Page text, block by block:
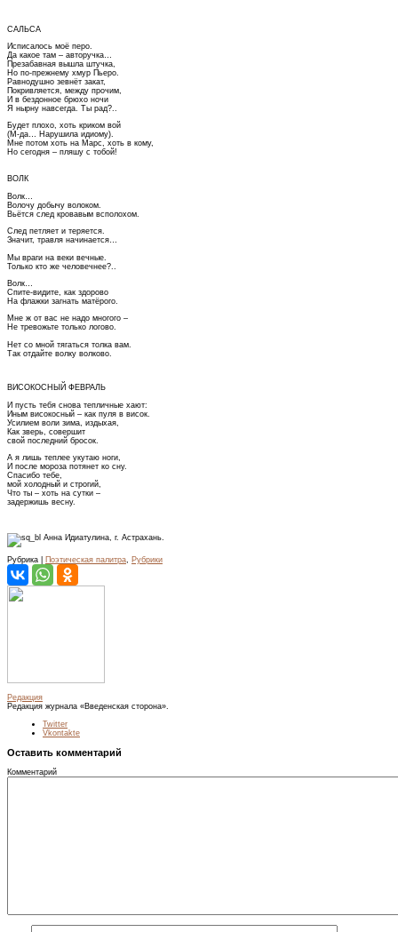
САЛЬСА
Исписалось моё перо.
Да какое там – авторучка…
Презабавная вышла штучка,
Но по-прежнему хмур Пьеро.
Равнодушно зевнёт закат,
Покривляется, между прочим,
И в бездонное брюхо ночи
Я нырну навсегда. Ты рад?..
Будет плохо, хоть криком вой
(М-да… Нарушила идиому).
Мне потом хоть на Марс, хоть в кому,
Но сегодня – пляшу с тобой!
ВОЛК
Волк…
Волочу добычу волоком.
Вьётся след кровавым всполохом.
След петляет и теряется.
Значит, травля начинается…
Мы враги на веки вечные.
Только кто же человечнее?..
Волк…
Спите-видите, как здорово
На флажки загнать матёрого.
Мне ж от вас не надо многого –
Не тревожьте только логово.
Нет со мной тягаться толка вам.
Так отдайте волку волково.
ВИСОКОСНЫЙ ФЕВРАЛЬ
И пусть тебя снова тепличные хают:
Иным високосный – как пуля в висок.
Усилием воли зима, издыхая,
Как зверь, совершит
свой последний бросок.
А я лишь теплее укутаю ноги,
И после мороза потянет ко сну.
Спасибо тебе,
мой холодный и строгий,
Что ты – хоть на сутки –
задержишь весну.
Анна Идиатулина, г. Астрахань.
Рубрика | Поэтическая палитра Рубрики
Редакция
Редакция журнала «Введенская сторона».
Twitter
Vkontakte
Оставить комментарий
Комментарий